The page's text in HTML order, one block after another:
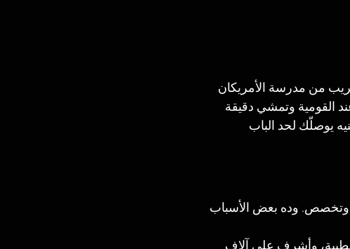
من مدرسة الأمريكان
القومية وتمشي دقيقة
وتخصص. وده بعض الأسباب